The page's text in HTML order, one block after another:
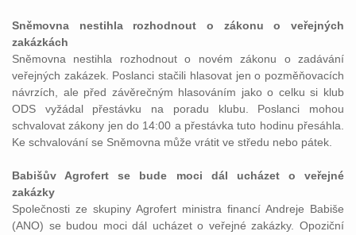
Sněmovna nestihla rozhodnout o zákonu o veřejných
zakázkách
Sněmovna nestihla rozhodnout o novém zákonu o zadávání
veřejných zakázek. Poslanci stačili hlasovat jen o pozměňovacích
návrzích, ale před závěrečným hlasováním jako o celku si klub
ODS vyžádal přestávku na poradu klubu. Poslanci mohou
schvalovat zákony jen do 14:00 a přestávka tuto hodinu přesáhla.
Ke schvalování se Sněmovna může vrátit ve středu nebo pátek.
Babišův Agrofert se bude moci dál ucházet o veřejné
zakázky
Společnosti ze skupiny Agrofert ministra financí Andreje Babiše
(ANO) se budou moci dál ucházet o veřejné zakázky. Opoziční